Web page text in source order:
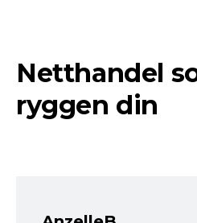
Netthandel
ryggen din